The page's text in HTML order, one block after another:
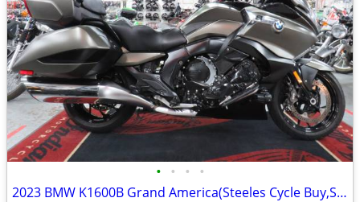
• • • •
2023 BMW K1600B Grand America(Steeles Cycle Buy,Sell,Trade,Consign)